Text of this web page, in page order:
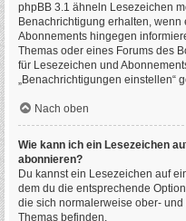
phpBB 3.1 ähneln Lesezeichen
Benachrichtigung erhalten,
Abonnements hingegen
Themas oder eines Forums des
für Lesezeichen und
„Benachrichtigungen einstellen“
Nach oben
Wie kann ich ein Lesezeichen
abonnieren?
Du kannst ein Lesezeichen auf
dem du die entsprechende
die sich normalerweise ober-
Themas befinden.